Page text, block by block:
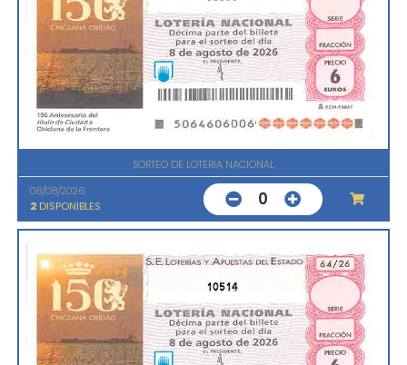
SORTEO DE LOTERIA NACIONAL
08/08/2026
2 DISPONIBLES 0
10514